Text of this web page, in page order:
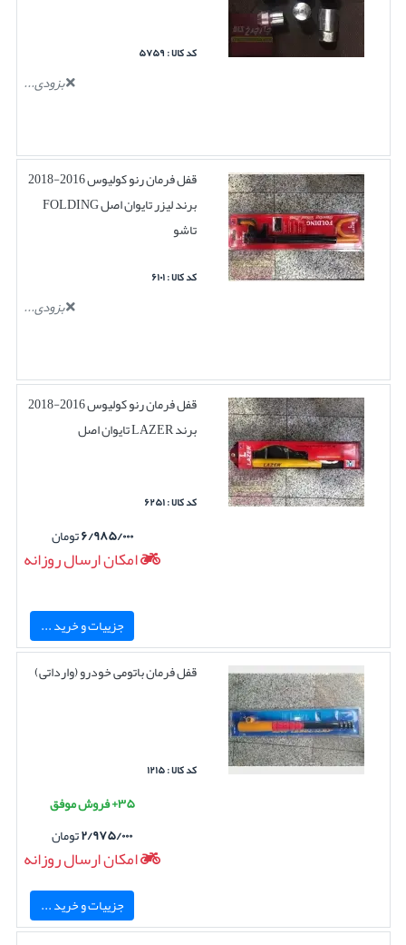
کد کالا : ۵۷۵۹
بزودی...
قفل فرمان رنو کولیوس 2016-2018
برند لیزر تایوان اصل FOLDING
تاشو
کد کالا : ۶۱۰۱
بزودی...
قفل فرمان رنو کولیوس 2016-2018
برند LAZER تایوان اصل
کد کالا : ۶۲۵۱
۶/۹۸۵/۰۰۰تومان
امکان ارسال روزانه
جزییات و خرید ...
قفل فرمان باتومی خودرو (وارداتی)
کد کالا : ۱۲۱۵
۳۵+ فروش موفق
۲/۹۷۵/۰۰۰تومان
امکان ارسال روزانه
جزییات و خرید ...